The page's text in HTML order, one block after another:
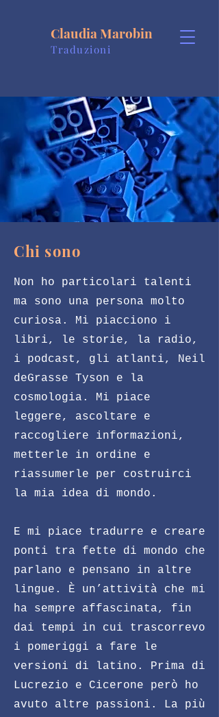
Claudia Marobin
Traduzioni
Chi sono
Non ho particolari talenti
ma sono una persona molto
curiosa. Mi piacciono i
libri, le storie, la radio,
i podcast, gli atlanti, Neil
deGrasse Tyson e la
cosmologia. Mi piace
leggere, ascoltare e
raccogliere informazioni,
metterle in ordine e
riassumerle per costruirci
la mia idea di mondo.
E mi piace tradurre e creare
ponti tra fette di mondo che
parlano e pensano in altre
lingue. È un’attività che mi
ha sempre affascinata, fin
dai tempi in cui trascorrevo
i pomeriggi a fare le
versioni di latino. Prima di
Lucrezio e Cicerone però ho
avuto altre passioni. La più